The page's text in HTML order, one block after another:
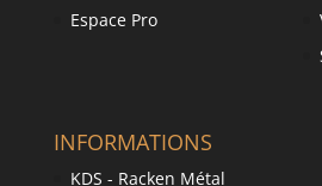
Espace Pro
INFORMATIONS
KDS - Racken Métal